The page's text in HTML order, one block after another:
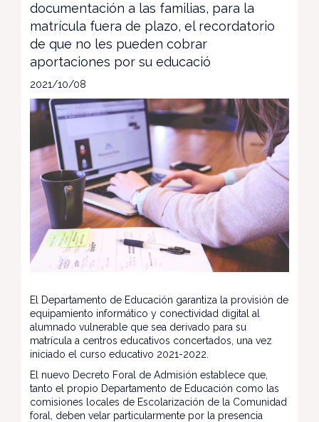
documentación a las familias, para la
matrícula fuera de plazo, el recordatorio
de que no les pueden cobrar
aportaciones por su educació
2021/10/08
El Departamento de Educación garantiza la provisión de
equipamiento informático y conectividad digital al
alumnado vulnerable que sea derivado para su
matrícula a centros educativos concertados, una vez
iniciado el curso educativo 2021-2022.
El nuevo Decreto Foral de Admisión establece que,
tanto el propio Departamento de Educación como las
comisiones locales de Escolarización de la Comunidad
foral, deben velar particularmente por la presencia